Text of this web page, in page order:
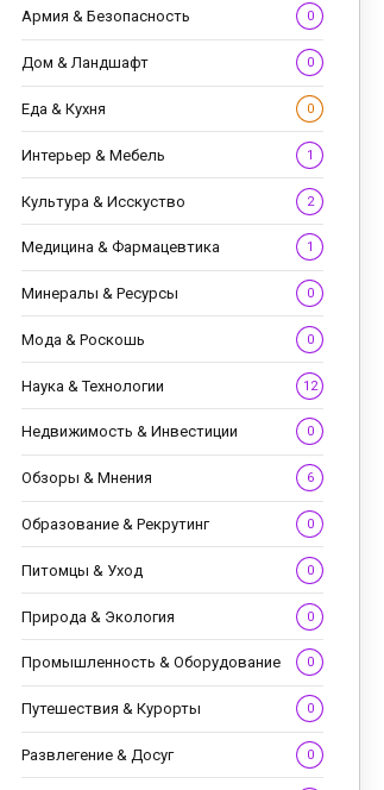
Армия & Безопасность 0
Дом & Ландшафт 0
Еда & Кухня 0
Интерьер & Мебель 1
Культура & Исскуство 2
Медицина & Фармацевтика 1
Минералы & Ресурсы 0
Мода & Роскошь 0
Наука & Технологии 12
Недвижимость & Инвестиции 0
Обзоры & Мнения 6
Образование & Рекрутинг 0
Питомцы & Уход 0
Природа & Экология 0
Промышленность & Оборудование 0
Путешествия & Курорты 0
Развлегение & Досуг 0